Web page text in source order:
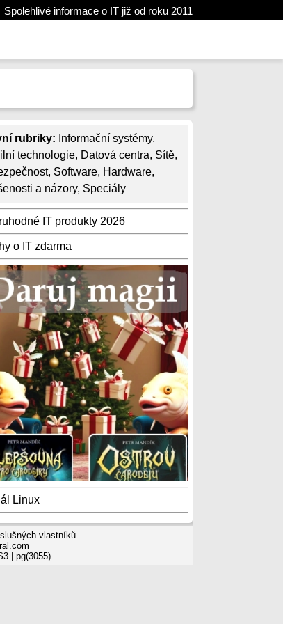
Spolehlivé informace o IT již od roku 2011
rubriky: Informační systémy,
technologie, Datová centra, Sítě,
, Software, Hardware,
a názory, Speciály
IT produkty 2026
o IT zdarma
Linux
vlastníků.
| pg(3055)